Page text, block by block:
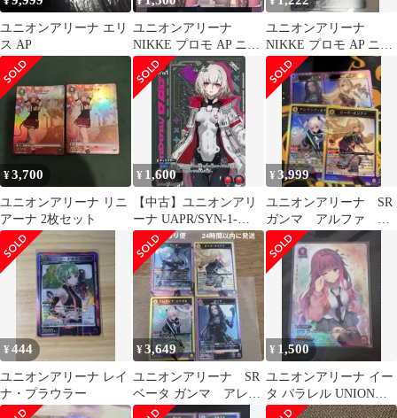
ユニオンアリーナ エリ
ス AP
ユニオンアリーナ
NIKKE プロモ AP ニケ
アリス ルドミラ 優勝プ
ロモ
ユニオンアリーナ
NIKKE プロモ AP ニケ
アリス ルドミラ 優勝プ
ロモ
¥3,700
ユニオンアリーナ リニ
アーナ 2枚セット
¥ 1,600
【中古】ユニオンアリ
ーナ UAPR/SYN-1-
083[U]：(キラ)エイダ
¥3,999
ユニオンアリーナ SR
ガンマ アルファ ア
レクシア・ミドガル
ローズ・オリアナ
¥444
ユニオンアリーナ レイ
ナ・プラウラー
¥3,649
ユニオンアリーナ SR
ベータ ガンマ アレク
シア・ミドガル ロー
¥ 1,500
ユニオンアリーナ イー
タ パラレル UNION
ARENA